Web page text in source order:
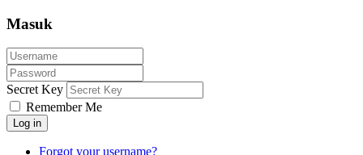
Masuk
Secret Key
Remember Me
Log in
Forgot your username?